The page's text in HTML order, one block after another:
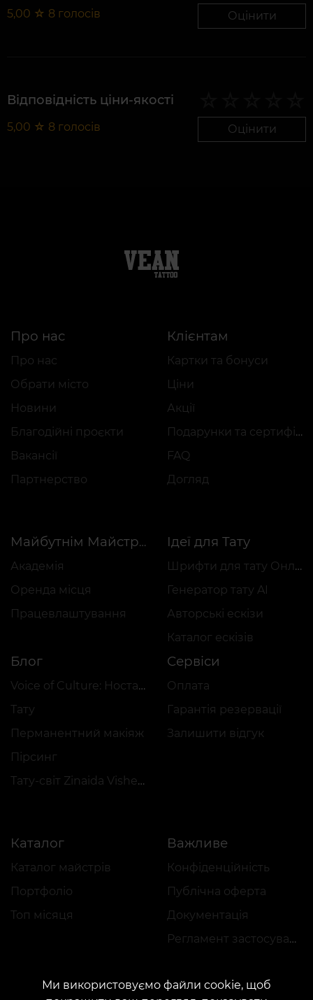
5,00 ☆ 8 голосів Оцінити
Відповідність ціни-якості
5,00 ☆ 8 голосів Оцінити
Про нас
Про нас
Обрати місто
Новини
Благодійні проєкти
Вакансії
Партнерство
Клієнтам
Картки та бонуси
Ціни
Акції
Подарунки та сертифікати
FAQ
Догляд
Майбутнім Майстрам
Академія
Оренда місця
Працевлаштування
Ідеї для Тату
Шрифти для тату Онлайн
Генератор тату AI
Авторські ескізи
Каталог ескізів
Блог
Voice of Culture: Ностальгія за 2000-ми
Тату
Перманентний макіяж
Пірсинг
Тату-світ Zinaida Vishenka
Сервіси
Оплата
Гарантія резервації
Залишити відгук
Каталог
Каталог майстрів
Портфоліо
Топ місяця
Важливе
Конфіденційність
Публічна оферта
Документація
Регламент застосування акцій
Ми використовуємо файли cookie, щоб